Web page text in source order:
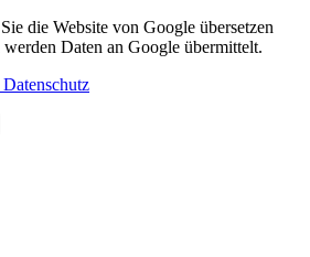
die Website von Google übersetzen
Daten an Google übermittelt.